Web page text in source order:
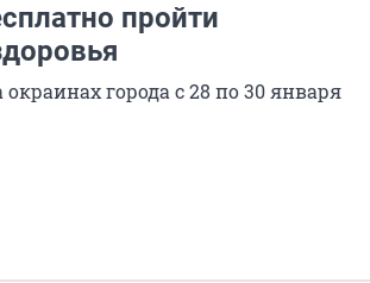
пройти
города с 28 по 30 января